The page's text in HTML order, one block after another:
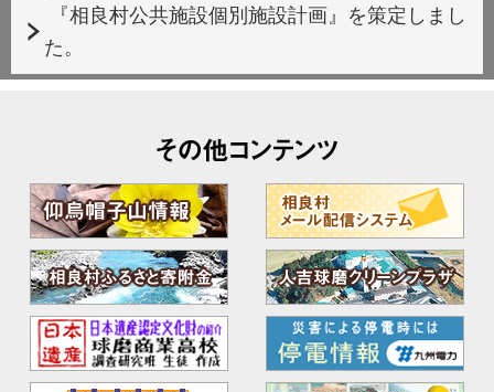
『相良村公共施設個別施設計画』を策定しまし
た。